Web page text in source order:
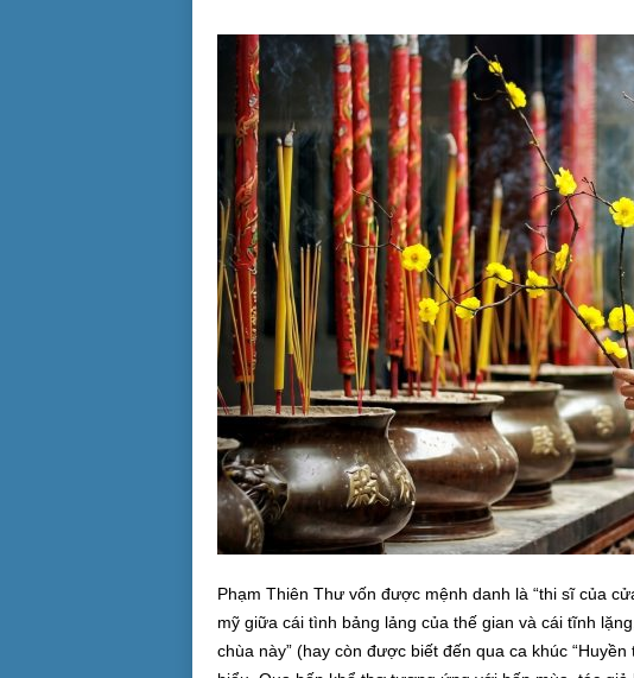
Phạm Thiên Thư vốn được mệnh danh là “thi sĩ của
mỹ giữa cái tình bảng lảng của thế gian và cái tĩnh
chùa này” (hay còn được biết đến qua ca khúc